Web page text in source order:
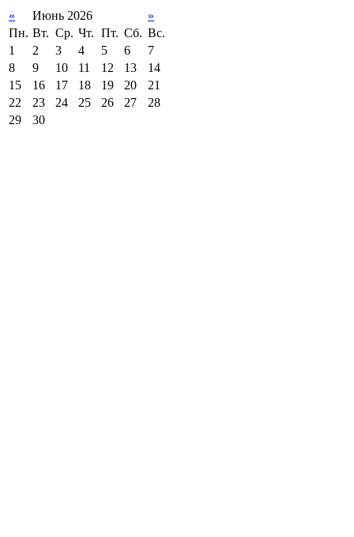
« Июнь 2026
»
Пн. Вт. Ср. Чт. Пт. Сб. Вс.
1
2 3 4 5 6
7
8
9 10 11 12 13
14
15
16 17 18 19 20
21
22
23 24 25 26 27
28
29
30